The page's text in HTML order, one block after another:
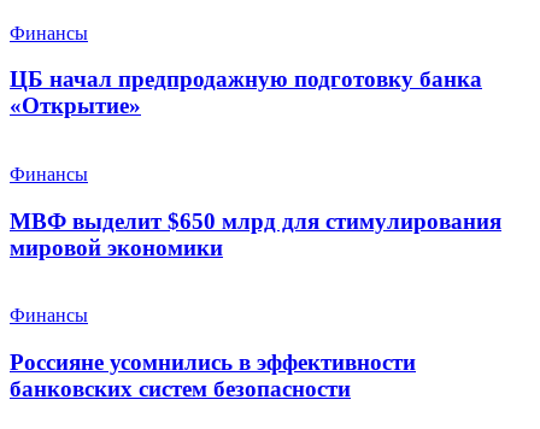
Финансы
ЦБ начал предпродажную подготовку банка
«Открытие»
Финансы
МВФ выделит $650 млрд для стимулирования
мировой экономики
Финансы
Россияне усомнились в эффективности
банковских систем безопасности